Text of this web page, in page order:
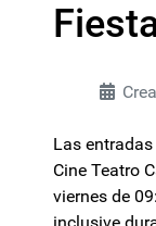
Las
Cine Teatro
viernes de